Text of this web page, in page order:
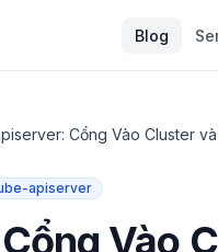
Blog
Cổng Vào Cluster
apiserver
Vào